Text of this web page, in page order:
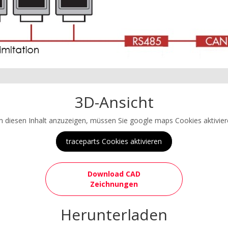
3D-Ansicht
diesen Inhalt anzuzeigen, müssen Sie google maps Cookies
traceparts Cookies aktivieren
Download CAD
Zeichnungen
Herunterladen